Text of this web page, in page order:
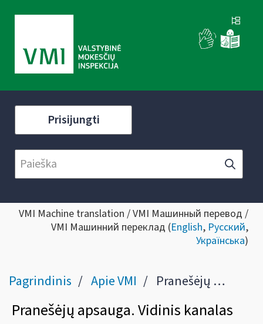
Prisijungti
VMI Machine translation / VMI Машинный перевод /
VMI Машинний переклад (English, Русский,
Українська)
Pagrindinis Apie VMI Pranešėjų apsauga. Vidinis kanalas
Pranešėjų apsauga. Vidinis kanalas